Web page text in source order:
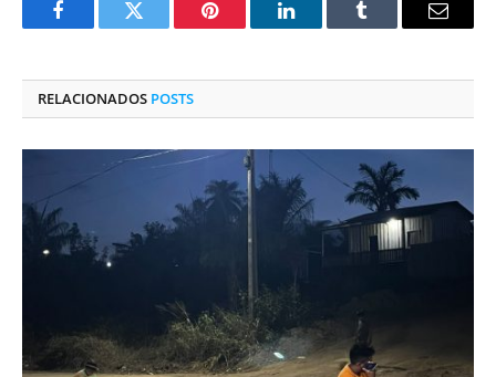
FacebookTwitter Pinterest O
Tumblr
E-
RELACIONADOS POSTS